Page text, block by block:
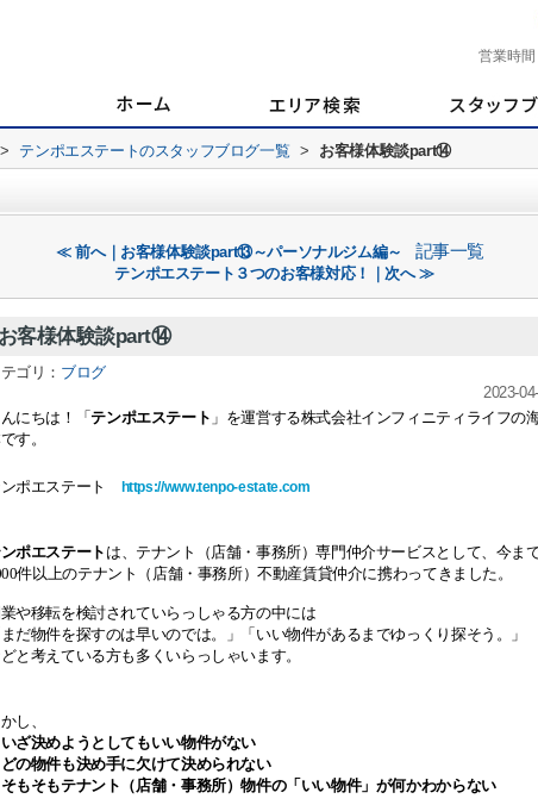
営業時間
> テンポエステートのスタッフブログ一覧 > お客様体験談part⑭
≪ 前へ｜お客様体験談part⑬～パーソナルジム編～ 記事一覧
テンポエステート３つのお客様対応！｜次へ ≫
お客様体験談part⑭
ゴリ： ブログ
2023-
にちは！「テンポエステート 」を運営する株式会社インフィニティライフの
す。
ポエステート https://www.tenpo-estate.com
ポエステート は、テナント（店舗・事務所）専門仲介サービスとして、今ま
件以上のテナント（店舗・事務所）不動産賃貸仲介に携わってきました。
や移転を検討されていらっしゃる方の中には
まだ物件を探すのは早いのでは。」
「いい物件があるまでゆっくり探そう。」
と考えている方も多くいらっしゃいます。
し、
いざ決めようとしてもいい物件がない
どの物件も決め手に欠けて決められない
そもそもテナント（店舗・事務所）物件の「いい物件」が何かわからない